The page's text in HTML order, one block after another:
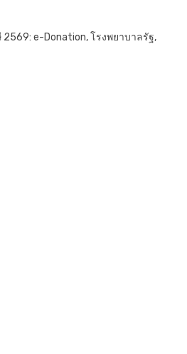
e-Donation, โรงพยาบาลรัฐ,